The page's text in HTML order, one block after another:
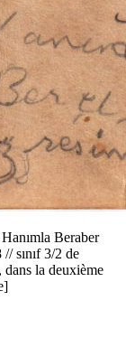
Beraber
sınıf 3/2 de
la deuxième